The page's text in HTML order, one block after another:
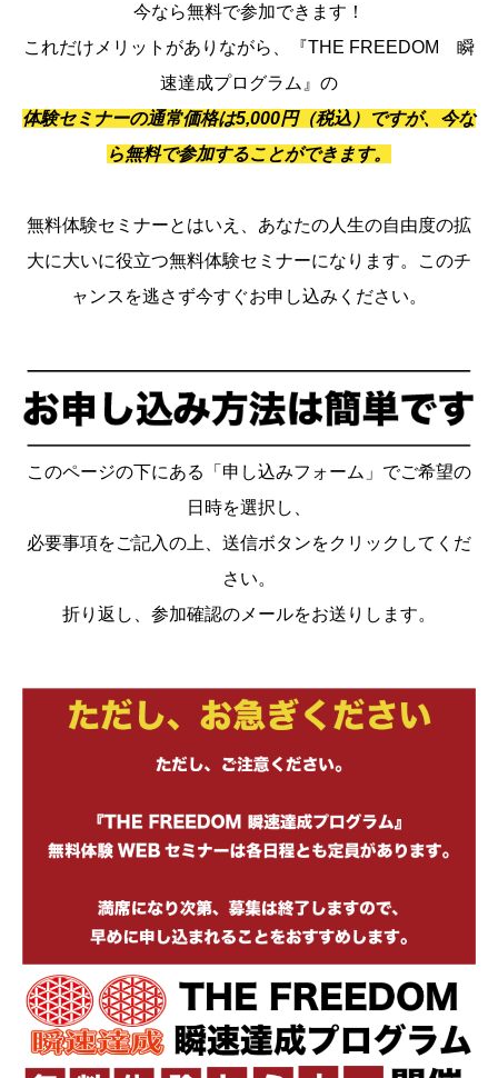
今なら無料で参加できます！
これだけメリットがありながら、『THE FREEDOM 瞬
速達成プログラム』の
体験セミナーの通常価格は5,000円（税込）ですが、今な
ら無料で参加することができます。
無料体験セミナーとはいえ、あなたの人生の自由度の拡
大に大いに役立つ無料体験セミナーになります。このチ
ャンスを逃さず今すぐお申し込みください。
このページの下にある「申し込みフォーム」でご希望の
日時を選択し、
必要事項をご記入の上、送信ボタンをクリックしてくだ
さい。
折り返し、参加確認のメールをお送りします。